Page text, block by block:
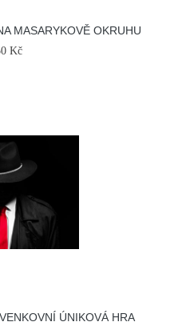
MASARYKOVĚ OKRUHU
Kč
ÚNIKOVÁ HRA